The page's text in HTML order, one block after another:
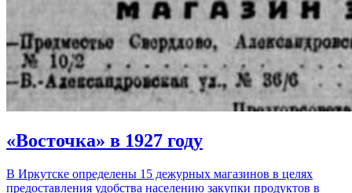
«Восточка» в 1927 году
В Иркутске определены 15 дежурных магазинов в целях
предоставления удобства населению закупки продуктов в